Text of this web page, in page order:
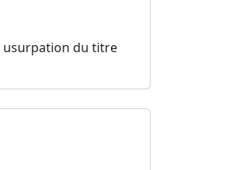
usurpation du titre